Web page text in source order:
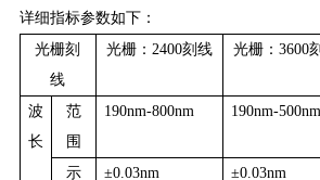
详细指标参数如下：
光栅刻
线
光栅：2400刻线 光栅：3600
波
长
范
围
190nm-800nm 190nm-500nm
示 ±0.03nm ±0.03nm